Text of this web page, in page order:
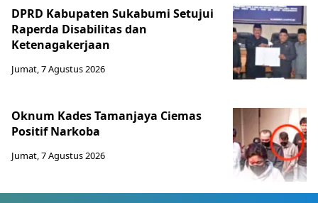
DPRD Kabupaten Sukabumi Setujui
Raperda Disabilitas dan
Ketenagakerjaan
Jumat, 7 Agustus 2026
Oknum Kades Tamanjaya Ciemas
Positif Narkoba
Jumat, 7 Agustus 2026